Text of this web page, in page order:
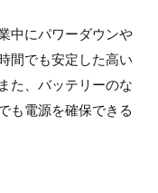
中にパワーダウンや
間でも安定した高い
た、バッテリーのな
も電源を確保できる